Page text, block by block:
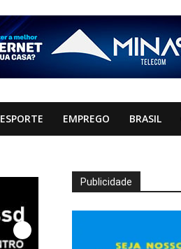
ESPORTE EMPREGO BRASIL
Publicidade